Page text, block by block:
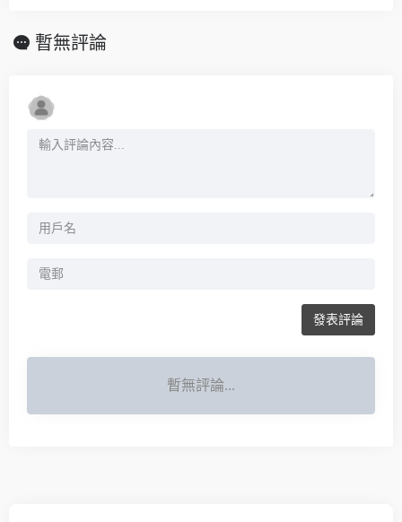
暫無評論
發表評論
暫無評論...